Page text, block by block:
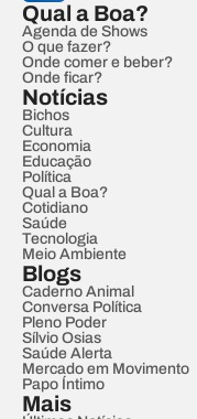
Qual a Boa?
Agenda de Shows
O que fazer?
Onde comer e beber?
Onde ficar?
Notícias
Bichos
Cultura
Economia
Educação
Política
Qual a Boa?
Cotidiano
Saúde
Tecnologia
Meio Ambiente
Blogs
Caderno Animal
Conversa Política
Pleno Poder
Sílvio Osias
Saúde Alerta
Mercado em Movimento
Papo Íntimo
Mais